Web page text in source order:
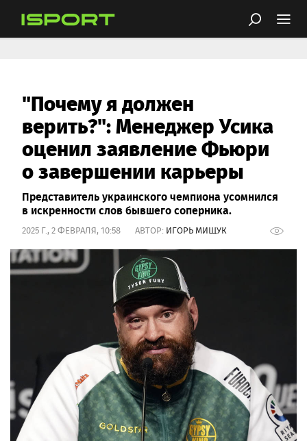
"Почему я должен
верить?": Менеджер Усика
оценил заявление Фьюри
о завершении карьеры
Представитель украинского чемпиона усомнился
в искренности слов бывшего соперника.
2025 Г., 2 ФЕВРАЛЯ, 10:58 АВТОР: ИГОРЬ МИЩУК